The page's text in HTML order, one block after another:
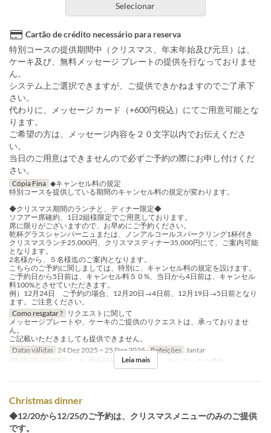
Selecionar
Cartão de crédito necessário para reserva
特別コースの提供期間中（クリスマス、年末年始及び元旦）は、
ケーキ及び、無料メッセージ プレートの提供を行なっておりませ
ん。
システム上ご選択できますが、ご提供できかねますのでご了承下
さい。
代わりに、メッセージ カード（+600円税込）にてご用意可能とな
ります。
ご希望の方は、メッセージ内容を２０文字以内でお伝えくださ
い。
当日のご用意はできませんので必ずご予約の際にお申し付けくだ
さい。
Cópia Fina ◆キャンセル料の規定
特別コースを提供している期間のキャンセル料の規定が変わります。
◆クリスマス期間のランチと、ディナー限定◆
ソフアー席確約、1日2組様限定でご用意しております。
席に限りがございますので、お早めにご予約ください。
乾杯グラスシャンパーニュまたは、ノンアルコールスパークリング1杯付き
クリスマスランチ25,000円、クリスマスディナー35,000円にて、ご案内可能
となります。
2名様から、５名様迄のご案内となります。
こちらのご予約に関しましては、特別に、キャンセル料の規定を設けます。
ご予約日から5日前は、キャンセル料５０%、当日から4日前は、キャンセル
料100%とさせていただきます。
例）12月24日 ご予約の場合、12月20日→4日前、12月19日→5日前となり
ます。ご注意ください。
Como resgatar ?
リクエストに関して
メッセージプレートや、ケーキのご提供のリクエストは、承っておりませ
ん。
ご記載いただきましても提供できません。
Datas válidas 24 Dez 2025 ~ 25 Dez 2025 Refeições Jantar
Limite de pedido
2 ~ 5 Categoria de Assento レストランのご予約
Leia mais
Christmas dinner
◆12/20から12/25のご予約は、クリスマスメニューのみのご提供
です。